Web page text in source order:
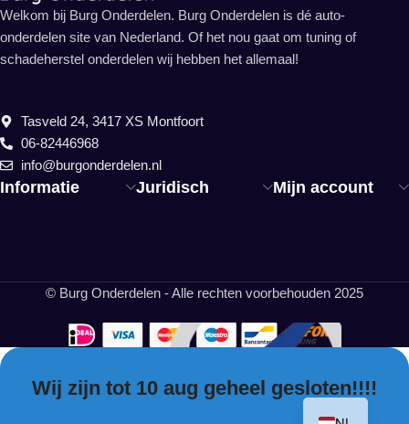
Informatie Juridisch Mijn account
Welkom bij Burg Onderdelen. Burg Onderdelen is dé auto-
onderdelen site van Nederland. Of het nou gaat om tuning of
schadeherstel onderdelen wij hebben het allemaal!
Tasveld 24, 3417 XS Montfoort
06-82446968
info@burgonderdelen.nl
© Burg Onderdelen - Alle rechten voorbehouden 2025
Wij zijn tot 10 aug geheel gesloten!!!!
EN